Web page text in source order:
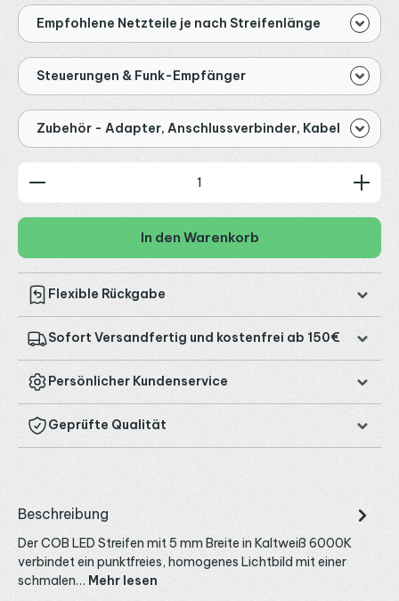
Empfohlene Netzteile je nach Streifenlänge
Steuerungen & Funk-Empfänger
Zubehör - Adapter, Anschlussverbinder, Kabel
Produkt Anzahl: Gib den gewünschten Wert ein
In den Warenkorb
Flexible Rückgabe
Sofort Versandfertig und kostenfrei ab 150€
Persönlicher Kundenservice
Geprüfte Qualität
Beschreibung
Der COB LED Streifen mit 5 mm Breite in Kaltweiß 6000K
verbindet ein punktfreies, homogenes Lichtbild mit einer
schmalen… Mehr lesen